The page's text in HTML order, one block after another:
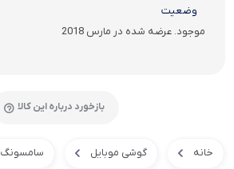
وضعیت
موجود. عرضه شده در مارس 2018
بازخورد درباره این کالا
خانه گوشی موبایل سامسونگ